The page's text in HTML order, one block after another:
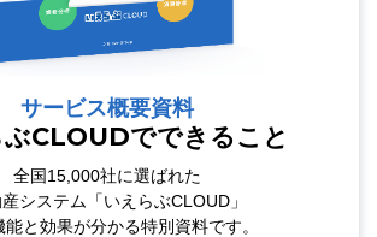
サービス概要資料
CLOUDでできること
全国15,000社に選ばれた
システム「いえらぶCLOUD」
能と効果が分かる特別資料です。